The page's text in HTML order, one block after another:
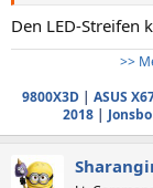
Den LED-Streifen
>>
9800X3D| ASUS
2018|